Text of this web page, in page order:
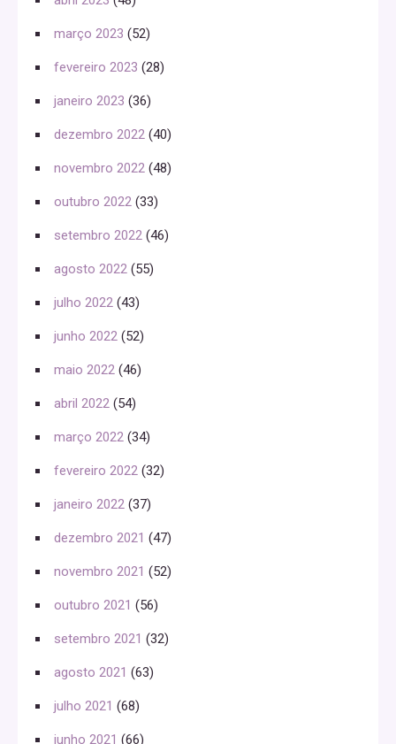
março 2023 (52)
fevereiro 2023 (28)
janeiro 2023 (36)
dezembro 2022 (40)
novembro 2022 (48)
outubro 2022 (33)
setembro 2022 (46)
agosto 2022 (55)
julho 2022 (43)
junho 2022 (52)
maio 2022 (46)
abril 2022 (54)
março 2022 (34)
fevereiro 2022 (32)
janeiro 2022 (37)
dezembro 2021 (47)
novembro 2021 (52)
outubro 2021 (56)
setembro 2021 (32)
agosto 2021 (63)
julho 2021 (68)
junho 2021 (66)